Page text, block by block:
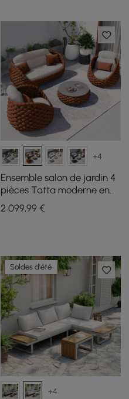
+4
Ensemble salon de jardin 4
pièces Tatta moderne en
corde tressée orange, avec
fauteuils pivotants
2 099,99€
Soldes d'été
+4